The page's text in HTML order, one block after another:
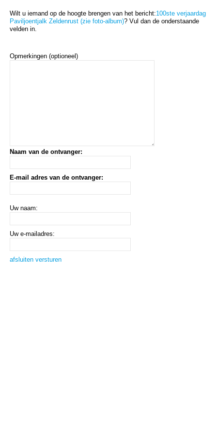
Wilt u iemand op de hoogte brengen van het bericht:100ste verjaardag
Paviljoentjalk Zeldenrust (zie foto-album)? Vul dan de onderstaande
velden in.
Opmerkingen (optioneel)
Naam van de ontvanger:
E-mail adres van de ontvanger:
Uw naam:
Uw e-mailadres:
afsluiten versturen